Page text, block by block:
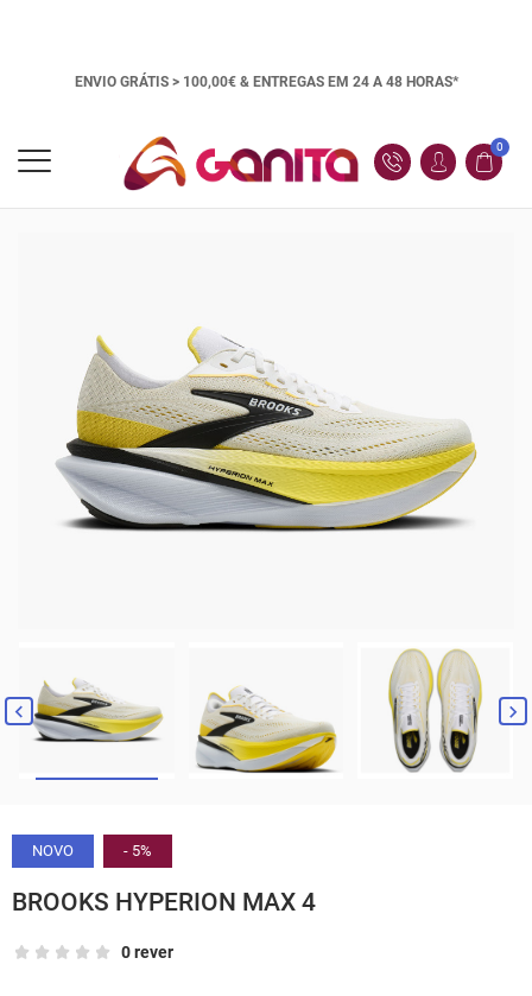
ENVIO GRÁTIS > 100,00€ & ENTREGAS EM 24 A 48 HORAS*
0
 
NOVO - 5%
BROOKS HYPERION MAX 4
0 rever